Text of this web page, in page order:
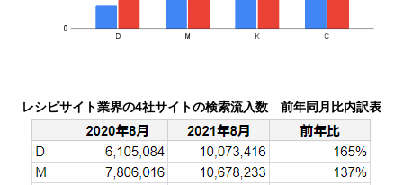
レシピサイト業界の4社サイトの検索流入数 前年同月比内訳表